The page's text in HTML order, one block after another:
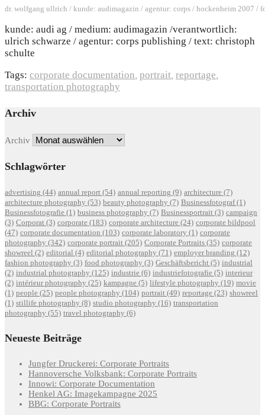
dr. wolfgang ullrich / kunde: audimagazin / agentur: corps / hockenheim 2007 /
kunde: audi ag / medium: audimagazin /verantwortlich:
ulrich schwarze / agentur: corps publishing / text: christoph
schulte
Tags: corporate documentation, portrait, reportage,
transportation photography
Archiv
Archiv
Schlagwörter
advertising (44) annual report (54) annual reporting (9) architecture (7)
architecture photography (53) beauty photography (7) Businessfotograf(1)
Businessfotografie (1) business photography (7) Businessportrait (3) campaign
(3) Corporat (3) corporate (183) corporate architecture (24) corporate bildpool
(47) corporate documentation (103) corporate laboratory (1) corporate
photography (342) corporate portrait (205) Corporate Portraits (35) corporate
showreel (2) editorial (4) editorial photography (71) employer branding (12)
fashion photography (3) food photography (3) Geschäftsbericht (5) industrial
(2) industrial photography (125) industrie (6) industriefotografie (5) interieur
(2) intérieur photography (25) kampagne (5) lifestyle photography (19) movie
(1) people (25) people photography (104) portrait (49) reportage (23) showreel
(1) stillife photography (8) studio photography (16) transportation
photography (55) travel photography (6)
Neueste Beiträge
Jungfer Druckerei: Corporate Portraits
Hannoversche Volksbank: Corporate Portraits
Innowi: Corporate Documentation
Henkel AG: Imagekampagne 2025
BBG: Corporate Portraits